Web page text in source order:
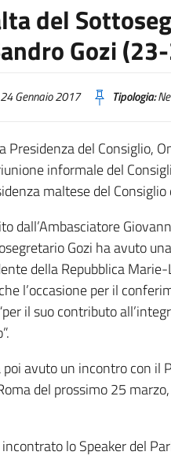
del
Gozi
Gennaio 2017 Tipologia:
Presidenza del Consiglio,
informale del
maltese del Consiglio
dall’Ambasciatore
Gozi ha avuto
della Repubblica
l’occasione per il
il suo contributo
avuto un incontro con il
del prossimo 25
incontrato lo Speaker del